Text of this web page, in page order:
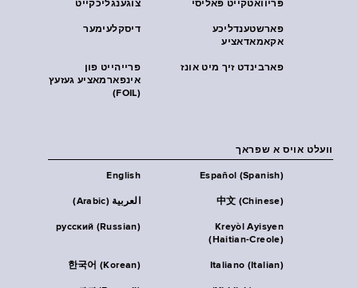
צוגענגליכקייט פּריוואטקייט פּאליסי
דיסקלעימער
פארשטענדליכע
אקאמאדאציע
פרייהייט פון
אינפארמאציע געזעץ
(FOIL)
פארבינדט זיך מיט אונז
וועלט אויס א שפראך
English Español (Spanish)
العربية (Arabic) 中文 (Chinese)
русский (Russian)
Kreyòl Ayisyen
(Haitian-Creole)
한국어 (Korean) Italiano (Italian)